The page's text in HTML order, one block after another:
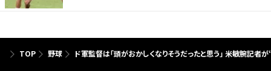
TOP 野球 ド軍監督は「頭がおかしくなりそうだったと思う」 米敏腕記者